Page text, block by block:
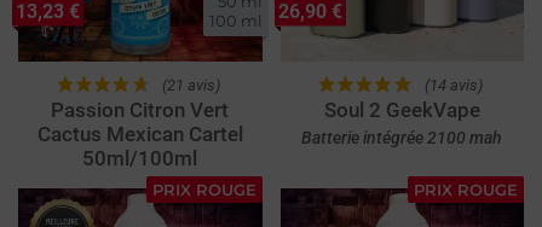
100 ml
(21 avis)
Passion Citron Vert
Cactus Mexican Cartel
50ml/100ml
13,23 €
(14 avis)
Soul 2 GeekVape
Batterie intégrée 2100 mah
26,90 €
PRIX ROUGE PRIX ROUGE